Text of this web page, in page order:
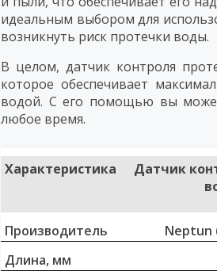
идеальным выбором для
возникнуть риск протечки воды.
В целом, датчик контроля
которое обеспечивает
водой. С его помощью вы
любое время.
Характеристика
Датчик
Производитель
Neptun
Длина, мм